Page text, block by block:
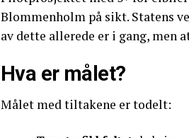
Blommenholm på sikt. Statens
av dette allerede er i gang, men
Hva er målet?
Målet med tiltakene er todelt: